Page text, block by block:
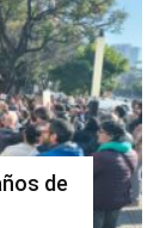
de